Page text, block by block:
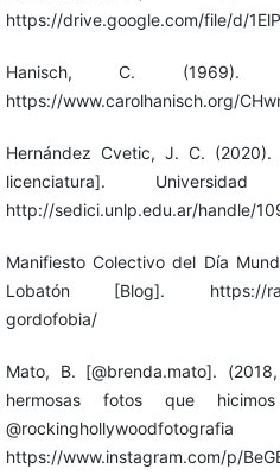
https://drive.google.com/file/d/
Hanisch, C. (1969).
https://www.carolhanisch.org/
Hernández Cvetic, J. C.
licenciatura].
http://sedici.unlp.edu.ar/handle/
Manifiesto Colectivo del Día
Lobatón [Blog]. https://
gordofobia/
Mato, B. [@brenda.mato].
hermosas fotos que
https://www.instagram.com/p/